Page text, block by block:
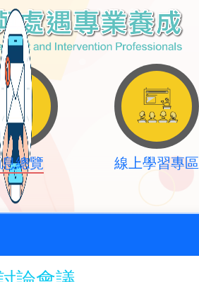
總覽 線上學習專區